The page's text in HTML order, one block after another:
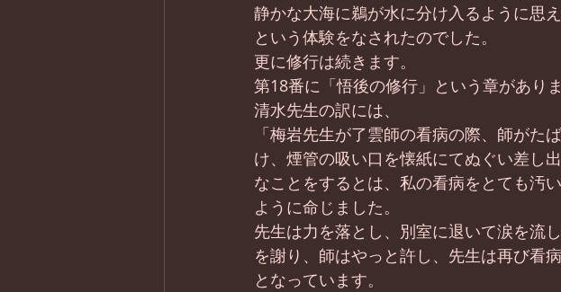
静かな大海に鵜が水に分け入るように思
という体験をなされたのでした。
更に修行は続きます。
第18番に「悟後の修行」という章がありま
清水先生の訳には、
「梅岩先生が了雲師の看病の際、師がた
け、煙管の吸い口を懐紙にてぬぐい差し
なことをするとは、私の看病をとても汚
ように命じました。
先生は力を落とし、別室に退いて涙を流
を謝り、師はやっと許し、先生は再び看
となっています。